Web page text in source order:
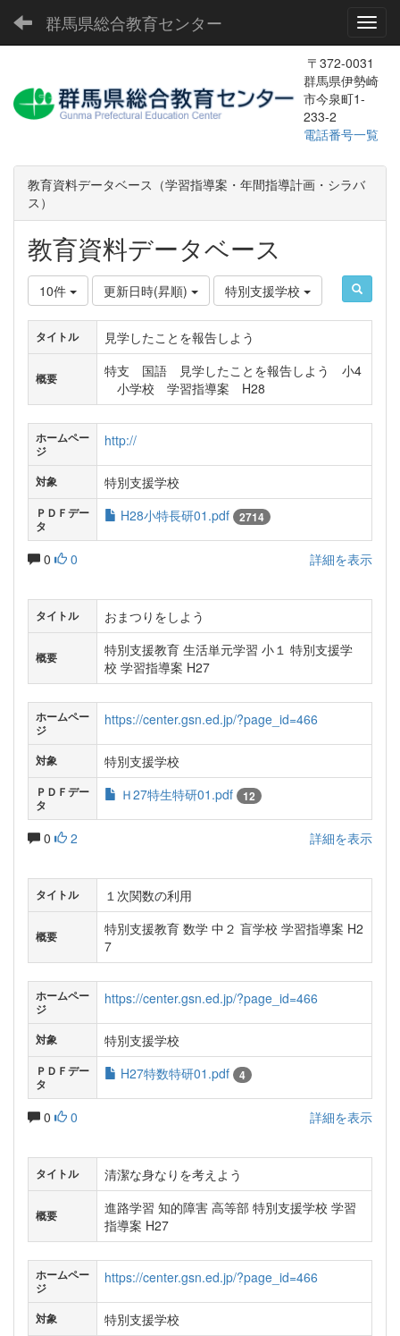
群馬県総合教育センター
〒372-0031
群馬県伊勢崎
市今泉町1-
233-2
電話番号一覧
教育資料データベース（学習指導案・年間指導計画・シラバ
ス）
教育資料データベース
10件 更新日時(昇順) 特別支援学校
タイトル 見学したことを報告しよう
概要
特支 国語 見学したことを報告しよう 小4
小学校 学習指導案 H28
ホームペー
ジ
http://
対象 特別支援学校
ＰＤＦデー
タ
H28小特長研01.pdf 2714
0 0 詳細を表示
タイトル おまつりをしよう
概要
特別支援教育 生活単元学習 小１ 特別支援学
校 学習指導案 H27
ホームペー
ジ
https://center.gsn.ed.jp/?page_id=466
対象 特別支援学校
ＰＤＦデー
タ
Ｈ27特生特研01.pdf 12
0 2 詳細を表示
タイトル １次関数の利用
概要
特別支援教育 数学 中２ 盲学校 学習指導案 H2
7
ホームペー
ジ
https://center.gsn.ed.jp/?page_id=466
対象 特別支援学校
ＰＤＦデー
タ
H27特数特研01.pdf 4
0 0 詳細を表示
タイトル 清潔な身なりを考えよう
概要
進路学習 知的障害 高等部 特別支援学校 学習
指導案 H27
ホームペー
ジ
https://center.gsn.ed.jp/?page_id=466
対象 特別支援学校